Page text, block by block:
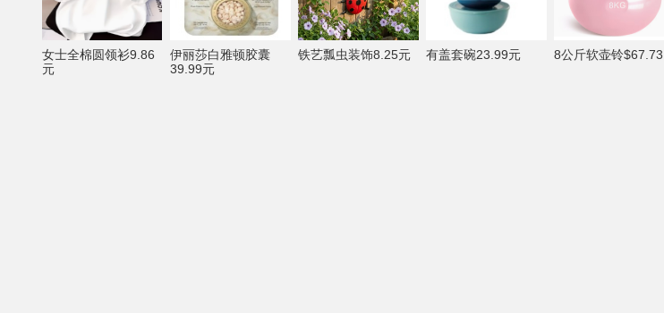
女士全棉圆领衫9.86
元
伊丽莎白雅顿胶囊
39.99元
铁艺瓢虫装饰8.25元 有盖套碗23.99元 8公斤软壶铃$67.73